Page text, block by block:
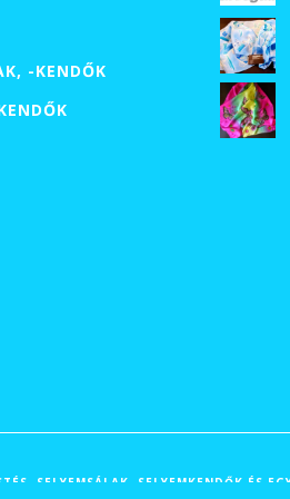
-KENDŐK
SELYEMSÁLAK, SELYEMKENDŐK ÉS